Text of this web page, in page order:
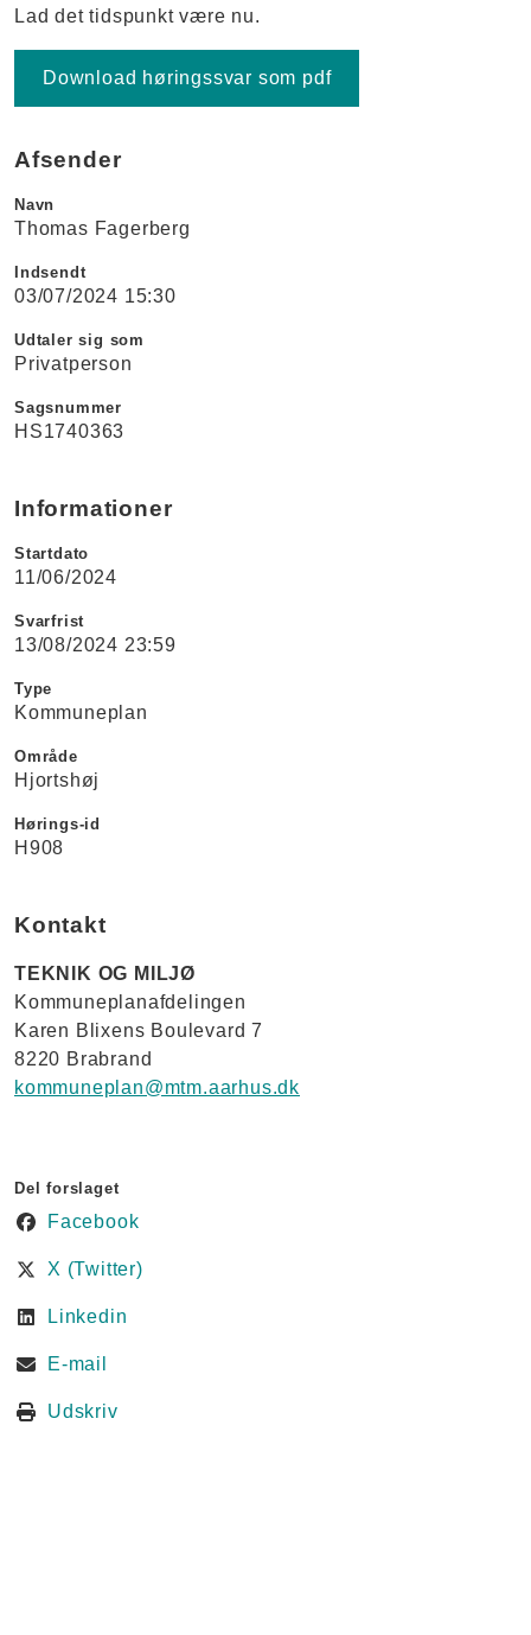
Lad det tidspunkt være nu.
Download høringssvar som pdf
Afsender
Navn
Thomas Fagerberg
Indsendt
03/07/2024 15:30
Udtaler sig som
Privatperson
Sagsnummer
HS1740363
Informationer
Startdato
11/06/2024
Svarfrist
13/08/2024 23:59
Type
Kommuneplan
Område
Hjortshøj
Hørings-id
H908
Kontakt
TEKNIK OG MILJØ
Kommuneplanafdelingen
Karen Blixens Boulevard 7
8220 Brabrand
kommuneplan@mtm.aarhus.dk
Del forslaget
Facebook
X (Twitter)
Linkedin
E-mail
Udskriv